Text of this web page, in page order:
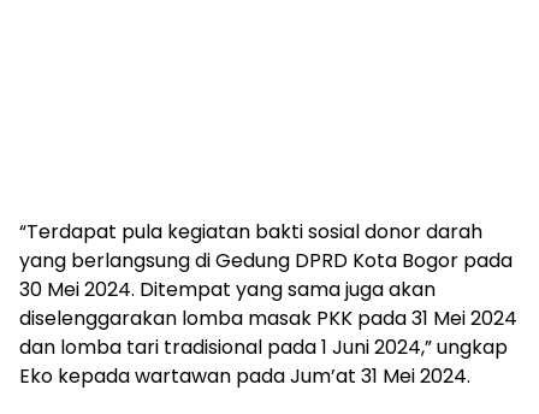
“Terdapat pula kegiatan bakti sosial donor darah
yang berlangsung di Gedung DPRD Kota Bogor pada
30 Mei 2024. Ditempat yang sama juga akan
diselenggarakan lomba masak PKK pada 31 Mei 2024
dan lomba tari tradisional pada 1 Juni 2024,” ungkap
Eko kepada wartawan pada Jum’at 31 Mei 2024.